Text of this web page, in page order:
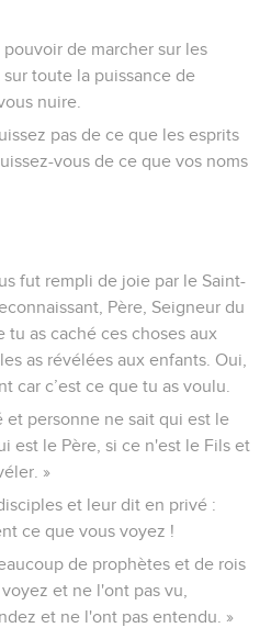
de marcher sur les
toute la puissance de
nuire.
pas de ce que les esprits
vous de ce que vos noms
fut rempli de joie par le Saint-
Père, Seigneur du
as caché ces choses aux
as révélées aux enfants. Oui,
car c’est ce que tu as voulu.
et personne ne sait qui est le
est le Père, si ce n'est le Fils et
»
et leur dit en privé :
ce que vous voyez !
de prophètes et de rois
et ne l'ont pas vu,
et ne l'ont pas entendu. »